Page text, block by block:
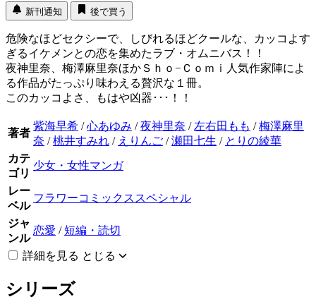
新刊通知 後で買う
危険なほどセクシーで、しびれるほどクールな、カッコよす
ぎるイケメンとの恋を集めたラブ・オムニバス！！
夜神里奈、梅澤麻里奈ほかＳｈｏ−Ｃｏｍｉ人気作家陣によ
る作品がたっぷり味わえる贅沢な１冊。
このカッコよさ、もはや凶器･･･！！
著者
紫海早希 /心あゆみ /夜神里奈 / 左右田もも /梅澤麻里
奈 /桃井すみれ / えりんご /瀬田七生 / とりの綾華
カテ
ゴリ
少女・女性マンガ
レー
ベル
フラワーコミックススペシャル
ジャ
ンル
恋愛 /短編・読切
詳細を見る とじる
シリーズ